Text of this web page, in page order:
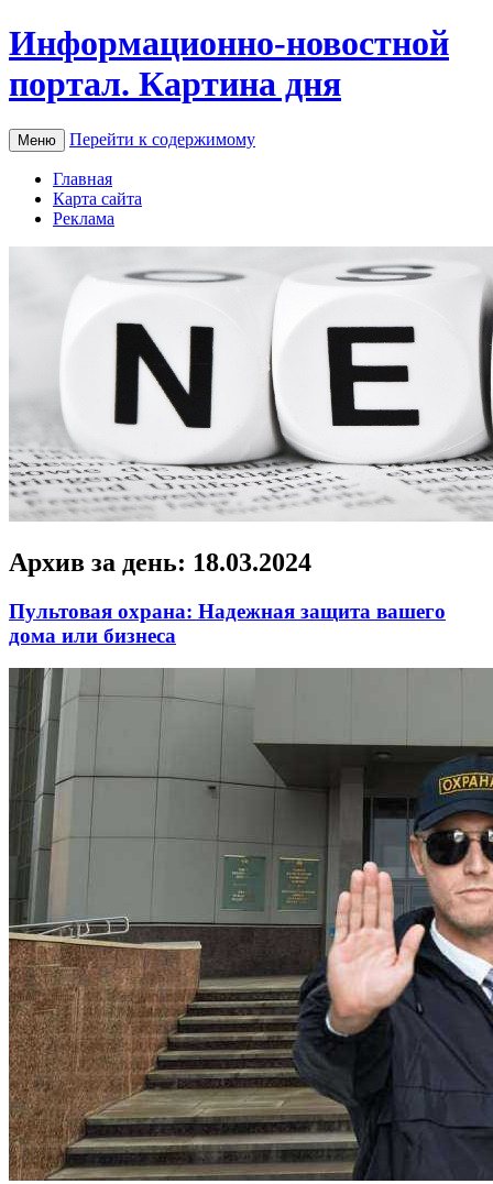
Информационно-новостной
портал. Картина дня
Меню Перейти к содержимому
Главная
Карта сайта
Реклама
Архив за день: 18.03.2024
Пультовая охрана: Надежная защита вашего
дома или бизнеса